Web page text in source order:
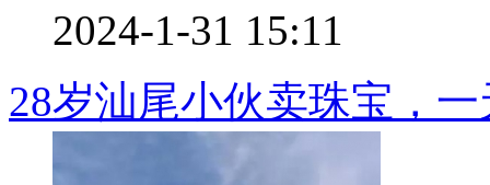
2024-1-31 15:11
28岁汕尾小伙卖珠宝，